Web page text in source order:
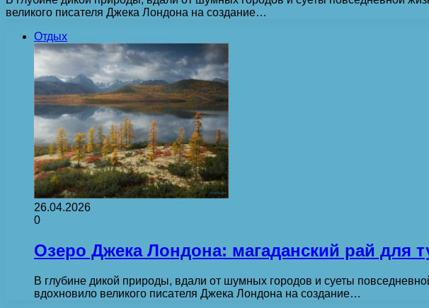
великого писателя Джека Лондона на создание…
Отдых
26.04.2026
0
Озеро Джека Лондона: магаданский рай для
В глубине дикой природы, вдали от шумных городов и суеты
вдохновило великого писателя Джека Лондона на создание…